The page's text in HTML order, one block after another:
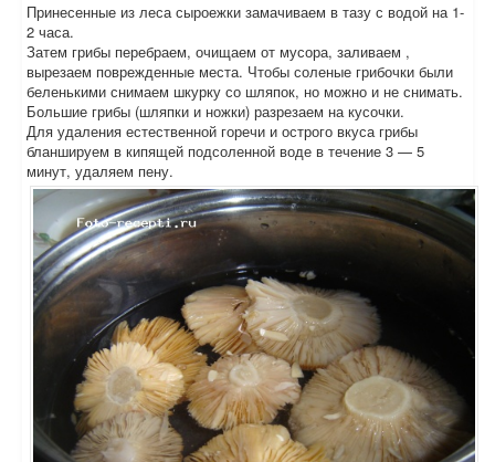
Принесенные из леса сыроежки замачиваем в тазу с водой на 1-
2 часа.
Затем грибы перебраем, очищаем от мусора, заливаем ,
вырезаем поврежденные места. Чтобы соленые грибочки были
беленькими снимаем шкурку со шляпок, но можно и не снимать.
Большие грибы (шляпки и ножки) разрезаем на кусочки.
Для удаления естественной горечи и острого вкуса грибы
бланшируем в кипящей подсоленной воде в течение 3 — 5
минут, удаляем пену.